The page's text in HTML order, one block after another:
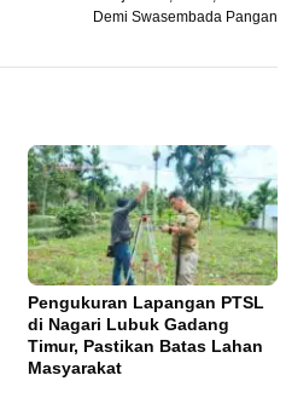
Demi Swasembada Pangan
Pengukuran Lapangan PTSL
di Nagari Lubuk Gadang
Timur, Pastikan Batas Lahan
Masyarakat